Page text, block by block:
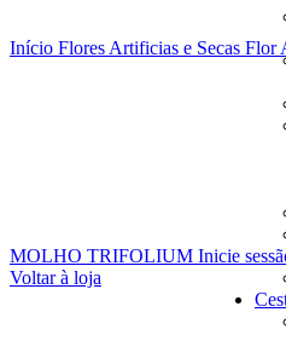
Início Flores Artificias e Secas Flor
MOLHO TRIFOLIUM Inicie
Voltar à loja